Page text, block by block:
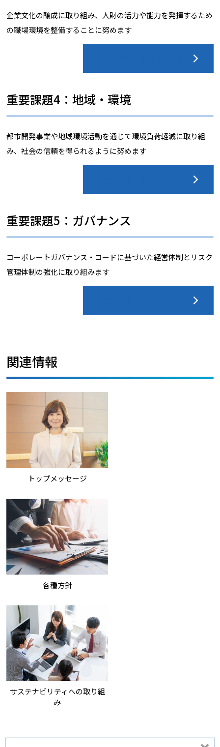
企業文化の醸成に取り組み、人財の活力や能力を発揮するため
の職場環境を整備することに努めます
重要課題4：地域・環境
都市開発事業や地域環境活動を通じて環境負荷軽減に取り組
み、社会の信頼を得られるように努めます
重要課題5：ガバナンス
コーポレートガバナンス・コードに基づいた経営体制とリスク
管理体制の強化に取り組みます
関連情報
トップメッセージ
各種方針
サステナビリティへの取り組
み